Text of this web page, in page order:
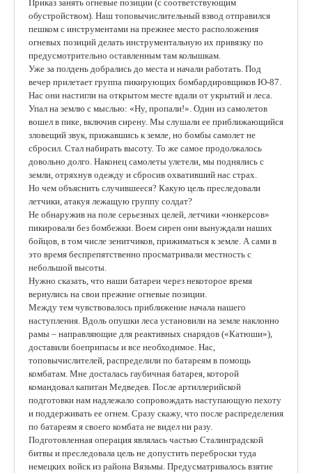
Приказ занять огневые позиции (с соответствующим
обустройством). Наш топовычислительный взвод отправился
пешком с инструментами на прежнее место расположения
огневых позиций делать инструментальную их привязку по
предусмотрительно оставленным там колышкам.
Уже за полдень добрались до места и начали работать. Под
вечер прилетает группа пикирующих бомбардировщиков Ю-87.
Нас они настигли на открытом месте вдали от укрытий и леса.
Упал на землю с мыслью: «Ну, пропали!». Один из самолетов
вошел в пике, включив сирену. Мы слушали ее приближающийся
зловещий звук, прижавшись к земле, но бомбы самолет не
сбросил. Стал набирать высоту. То же самое продолжалось
довольно долго. Наконец самолеты улетели, мы поднялись с
земли, отряхнув одежду и сбросив охвативший нас страх.
Но чем объяснить случившееся? Какую цель преследовали
летчики, атакуя лежащую группу солдат?
Не обнаружив на поле серьезных целей, летчики «юнкерсов»
пикировали без бомбежки. Воем сирен они вынуждали наших
бойцов, в том числе зенитчиков, прижиматься к земле. А сами в
это время беспрепятственно просматривали местность с
небольшой высоты.
Нужно сказать, что наши батареи через некоторое время
вернулись на свои прежние огневые позиции.
Между тем чувствовалось приближение начала нашего
наступления. Вдоль опушки леса установили на земле наклонно
рамы – направляющие для реактивных снарядов («Катюши»),
доставили боеприпасы и все необходимое. Нас,
топовычислителей, распределили по батареям в помощь
комбатам. Мне досталась гаубичная батарея, которой
командовал капитан Медведев. После артиллерийской
подготовки нам надлежало сопровождать наступающую пехоту
и поддерживать ее огнем. Сразу скажу, что после распределения
по батареям я своего комбата не видел ни разу.
Подготовленная операция являлась частью Сталинградской
битвы и преследовала цель не допустить переброски туда
немецких войск из района Вязьмы. Предусматривалось взятие